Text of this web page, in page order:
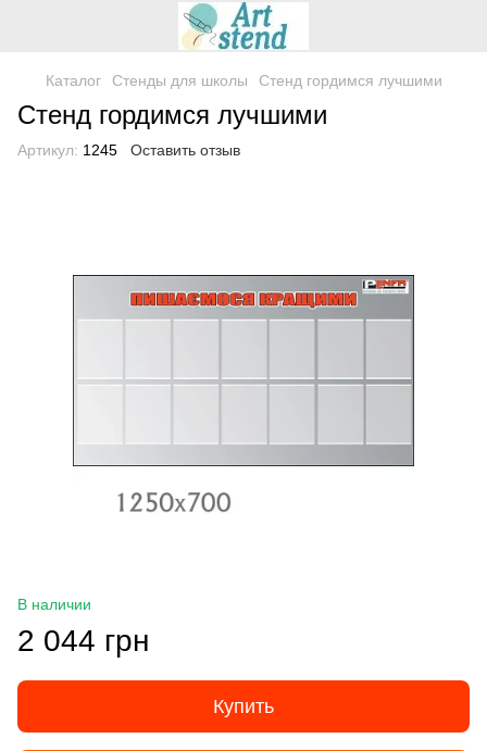
Каталог Стенды для школы Стенд гордимся лучшими
Стенд гордимся лучшими
Артикул: 1245 Оставить отзыв
В наличии
2 044 грн
Купить